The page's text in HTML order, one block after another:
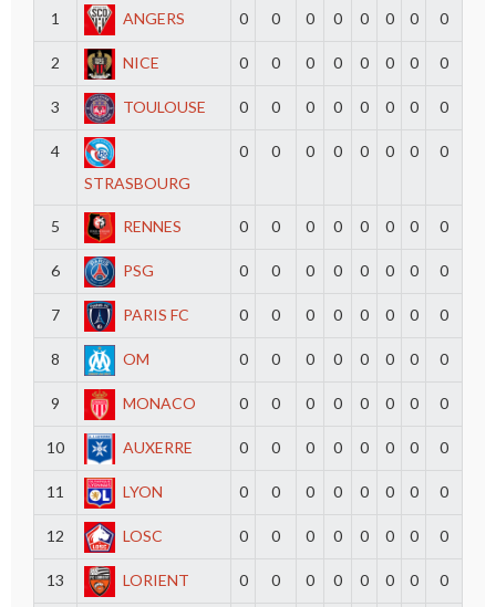
1
ANGERS 0 0 0 0 0 0 0 0
2 NICE 0 0 0 0 0 0 0 0
3 TOULOUSE 0 0 0 0 0 0 0 0
4
STRASBOURG
0 0 0 0 0 0 0 0
5 RENNES 0 0 0 0 0 0 0 0
6 PSG 0 0 0 0 0 0 0 0
7 PARIS FC 0 0 0 0 0 0 0 0
8 OM 0 0 0 0 0 0 0 0
9 MONACO 0 0 0 0 0 0 0 0
10 AUXERRE 0 0 0 0 0 0 0 0
11 LYON 0 0 0 0 0 0 0 0
12 LOSC 0 0 0 0 0 0 0 0
13 LORIENT 0 0 0 0 0 0 0 0